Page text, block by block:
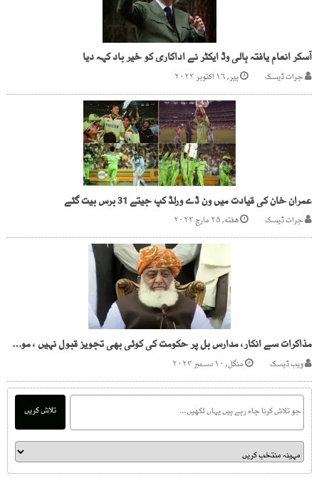
آسکر انعام یافتہ ہالی وڈ ایکٹر نے اداکاری کو خیر باد کہہ دیا
جرات ڈیسک پیر, ۱۶ اکتوبر ۲۰۲۳
عمران خان کی قیادت میں ون ڈے ورلڈ کپ جیتے 31 برس بیت گئے
جرات ڈیسک هفته, ۲۵ مارچ ۲۰۲۳
مذاکرات سے انکار، مدارس بل پر حکومت کی کوئی بھی تجویز قبول نہیں ، مولانا فضل الرحمان
ویب ڈیسک منگل, ۱۰ دسمبر ۲۰۲۴
تلاش کریں